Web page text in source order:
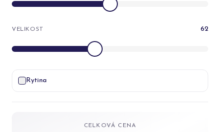
VELIKOST 62
Rytina
CELKOVÁ CENA